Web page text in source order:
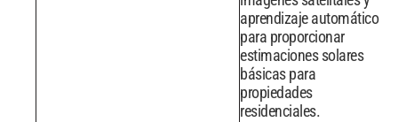
aprendizaje automático
para proporcionar
estimaciones solares
básicas para
propiedades
residenciales.